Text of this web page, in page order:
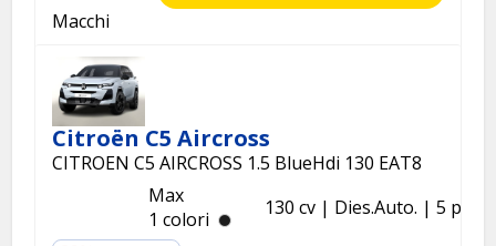
Macchi
Citroën C5 Aircross
CITROEN C5 AIRCROSS 1.5 BlueHdi 130 EAT8
Max
1 colori
130 cv Dies.Auto.
5 p.